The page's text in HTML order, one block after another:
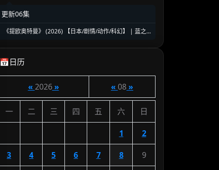
更新06集
《提欧奥特曼》 (2026) 【日本/剧情/动作/科幻】 | 蓝之
📅日历
« 2026» « 08»
一 二 三 四 五 六 日
1 2
3 4 5 6 7 8 9